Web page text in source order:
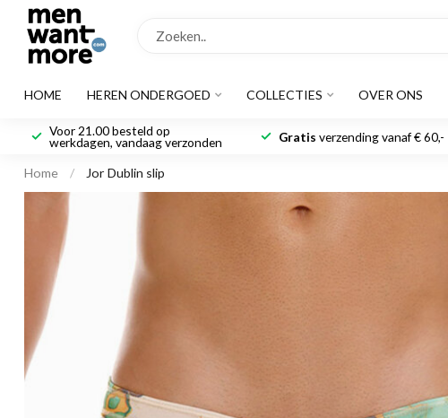
HOME HEREN ONDERGOED COLLECTIES OVER ONS
Voor 21.00 besteld op
werkdagen, vandaag verzonden Gratis verzending vanaf € 60,-
Home / Jor Dublin slip